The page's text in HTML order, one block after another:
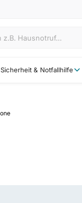
Sicherheit & Notfallhilfe